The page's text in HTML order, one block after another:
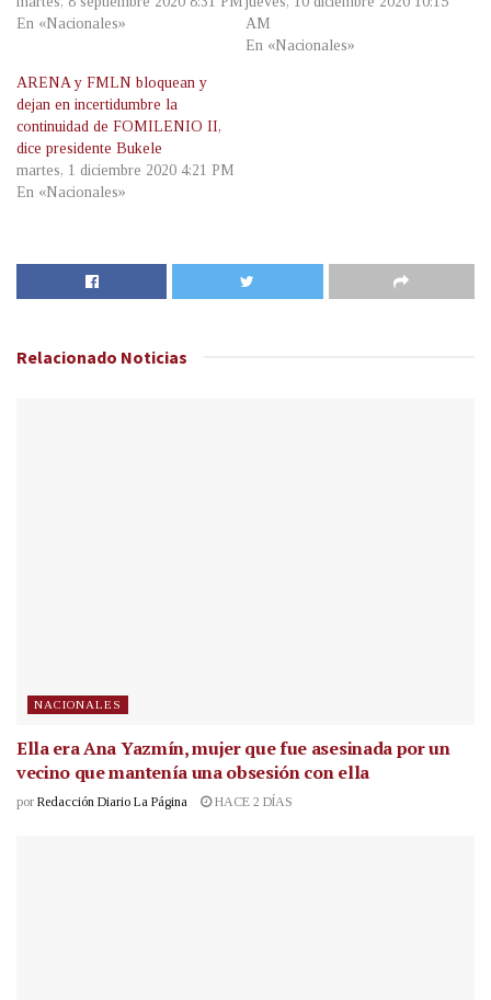
En «Nacionales»
AM
En «Nacionales»
ARENA y FMLN bloquean y
dejan en incertidumbre la
continuidad de FOMILENIO II,
dice presidente Bukele
martes, 1 diciembre 2020 4:21 PM
En «Nacionales»
Relacionado Noticias
NACIONALES
Ella era Ana Yazmín, mujer que fue asesinada por un
vecino que mantenía una obsesión con ella
por Redacción Diario La Página HACE 2 DÍAS